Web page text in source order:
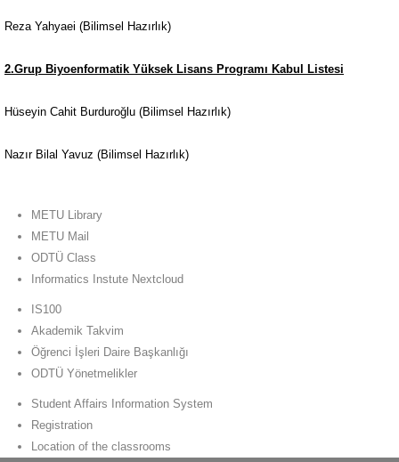
Reza Yahyaei (Bilimsel Hazırlık)
2.Grup Biyoenformatik Yüksek Lisans Programı Kabul Listesi
Hüseyin Cahit Burduroğlu (Bilimsel Hazırlık)
Nazır Bilal Yavuz (Bilimsel Hazırlık)
METU Library
METU Mail
ODTÜ Class
Informatics Instute Nextcloud
IS100
Akademik Takvim
Öğrenci İşleri Daire Başkanlığı
ODTÜ Yönetmelikler
Student Affairs Information System
Registration
Location of the classrooms